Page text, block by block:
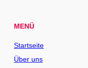
MENÜ
Startseite
Über uns